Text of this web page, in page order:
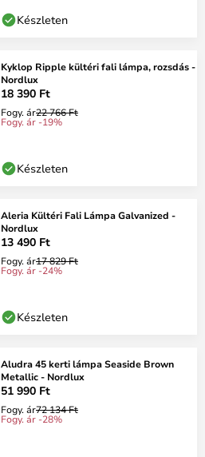
Készleten
Kyklop Ripple kültéri fali lámpa, rozsdás -
Nordlux
18 390 Ft
Fogy. ár22 766 Ft
Fogy. ár -19%
Készleten
Aleria Kültéri Fali Lámpa Galvanized -
Nordlux
13 490 Ft
Fogy. ár17 829 Ft
Fogy. ár -24%
Készleten
Aludra 45 kerti lámpa Seaside Brown
Metallic - Nordlux
51 990 Ft
Fogy. ár72 134 Ft
Fogy. ár -28%